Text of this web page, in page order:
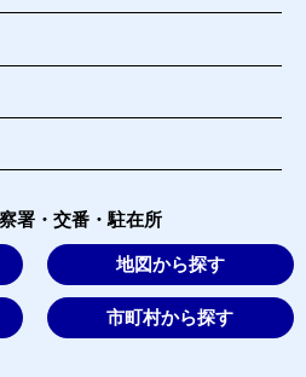
署・交番・駐在所
地図から探す
市町村から探す